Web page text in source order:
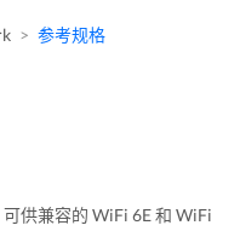
参考规格
供兼容的 WiFi 6E 和 WiFi